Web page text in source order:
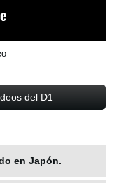
del D1
en Japón.